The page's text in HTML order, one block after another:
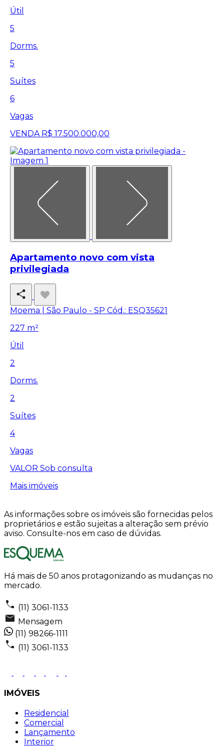
Útil
5
Dorms.
5
Suítes
6
Vagas
VENDA R$ 17.500.000,00
Apartamento novo com vista
privilegiada
Moema | São Paulo - SP Cód.: ESQ35621
227 m²
Útil
2
Dorms.
2
Suítes
4
Vagas
VALOR Sob consulta
Mais imóveis
As informações sobre os imóveis são fornecidas pelos
proprietários e estão sujeitas a alteração sem prévio
aviso. Consulte-nos em caso de dúvidas.
Há mais de 50 anos protagonizando as mudanças no
mercado.
(11) 3061-1133
Mensagem
(11) 98266-1111
(11) 3061-1133
IMÓVEIS
Residencial
Comercial
Lançamento
Interior